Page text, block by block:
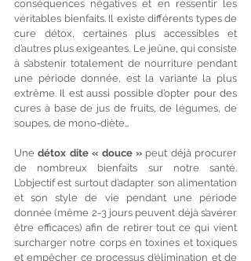
conséquences négatives et en ressentir les
véritables bienfaits. Il existe différents types de
cure détox, certaines plus accessibles et
d’autres plus exigeantes. Le jeûne, qui consiste
à s’abstenir totalement de nourriture pendant
une période donnée, est la variante la plus
extrême. Il est aussi possible d’opter pour des
cures à base de jus de fruits, de légumes, de
soupes, de mono-diète…
Une détox dite « douce » peut déjà procurer
de nombreux bienfaits sur notre santé.
L’objectif est surtout d’adapter son alimentation
et son style de vie pendant une période
donnée (même 2-3 jours peuvent déjà s’avérer
être efficaces) afin de retirer tout ce qui vient
surcharger notre corps en toxines et toxiques
et empêcher ce processus d’élimination et de